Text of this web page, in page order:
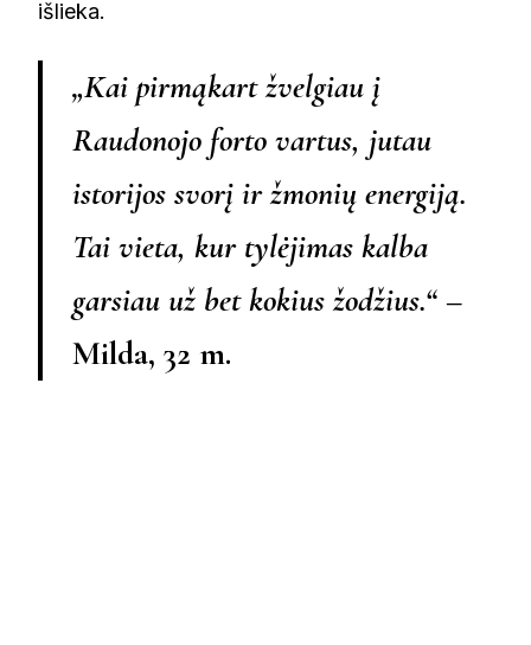
išlieka.
„Kai pirmąkart žvelgiau į
Raudonojo forto vartus, jutau
istorijos svorį ir žmonių energiją.
Tai vieta, kur tylėjimas kalba
garsiau už bet kokius žodžius.“ –
Milda, 32 m.